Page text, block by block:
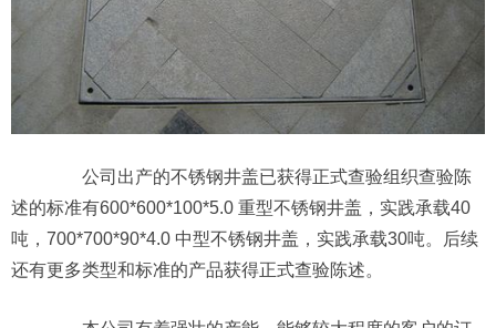
公司出产的不锈钢井盖已获得正式查验组织查验陈
述的标准有600*600*100*5.0 重型不锈钢井盖，实践承载40
吨，700*700*90*4.0 中型不锈钢井盖，实践承载30吨。后续
还有更多类型和标准的产品获得正式查验陈述。